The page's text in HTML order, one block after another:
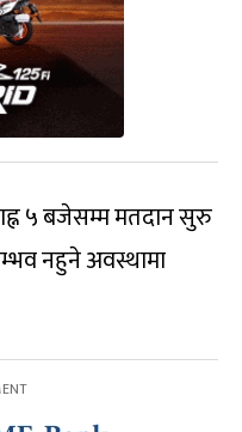
५ बजेसम्म मतदान सुरु
नहुने अवस्थामा